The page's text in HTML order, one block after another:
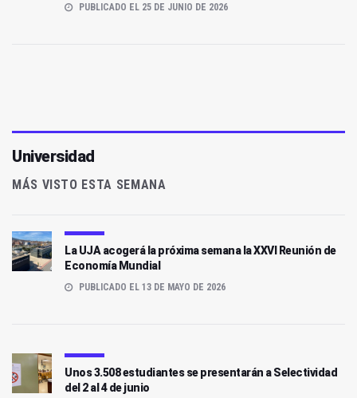
PUBLICADO EL 25 DE JUNIO DE 2026
Universidad
MÁS VISTO ESTA SEMANA
La UJA acogerá la próxima semana la XXVI Reunión de
Economía Mundial
PUBLICADO EL 13 DE MAYO DE 2026
Unos 3.508 estudiantes se presentarán a Selectividad
del 2 al 4 de junio